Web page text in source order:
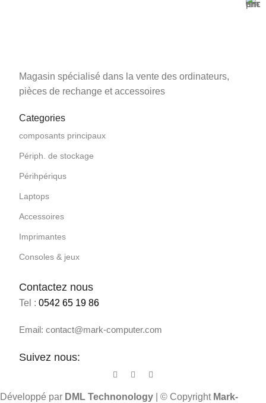
Magasin spécialisé dans la vente des ordinateurs,
pièces de rechange et accessoires
Categories
composants principaux
Périph. de stockage
Périhpériqus
Laptops
Accessoires
Imprimantes
Consoles & jeux
Contactez nous
Tel : 0542 65 19 86
Email: contact@mark-computer.com
Suivez nous:
Développé par DML Technonology | © Copyright Mark-